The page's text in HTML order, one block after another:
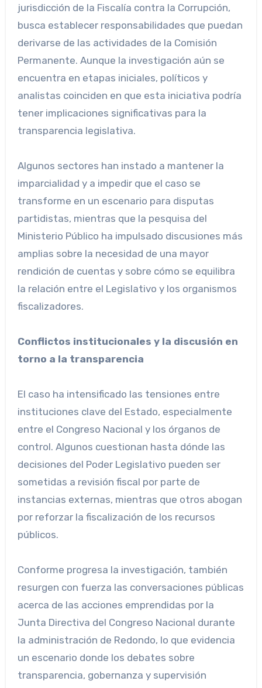
jurisdicción de la Fiscalía contra la Corrupción,
busca establecer responsabilidades que puedan
derivarse de las actividades de la Comisión
Permanente. Aunque la investigación aún se
encuentra en etapas iniciales, políticos y
analistas coinciden en que esta iniciativa podría
tener implicaciones significativas para la
transparencia legislativa.
Algunos sectores han instado a mantener la
imparcialidad y a impedir que el caso se
transforme en un escenario para disputas
partidistas, mientras que la pesquisa del
Ministerio Público ha impulsado discusiones más
amplias sobre la necesidad de una mayor
rendición de cuentas y sobre cómo se equilibra
la relación entre el Legislativo y los organismos
fiscalizadores.
Conflictos institucionales y la discusión en
torno a la transparencia
El caso ha intensificado las tensiones entre
instituciones clave del Estado, especialmente
entre el Congreso Nacional y los órganos de
control. Algunos cuestionan hasta dónde las
decisiones del Poder Legislativo pueden ser
sometidas a revisión fiscal por parte de
instancias externas, mientras que otros abogan
por reforzar la fiscalización de los recursos
públicos.
Conforme progresa la investigación, también
resurgen con fuerza las conversaciones públicas
acerca de las acciones emprendidas por la
Junta Directiva del Congreso Nacional durante
la administración de Redondo, lo que evidencia
un escenario donde los debates sobre
transparencia, gobernanza y supervisión